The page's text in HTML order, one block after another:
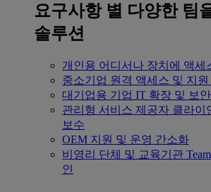
요구사항 별 다양한 팀
솔루션
개인용 어디서나 장치에 액세
중소기업 원격 액세스 및 지
대기업용 기업 IT 확장 및 보안
관리형 서비스 제공자 클라이
보수
OEM 지원 및 운영 간소화
비영리 단체 및 교육기관
인